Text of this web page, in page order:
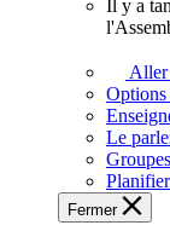
voir,
apprendre
et
à
Il y a
Aller
Options
Le
Fermer